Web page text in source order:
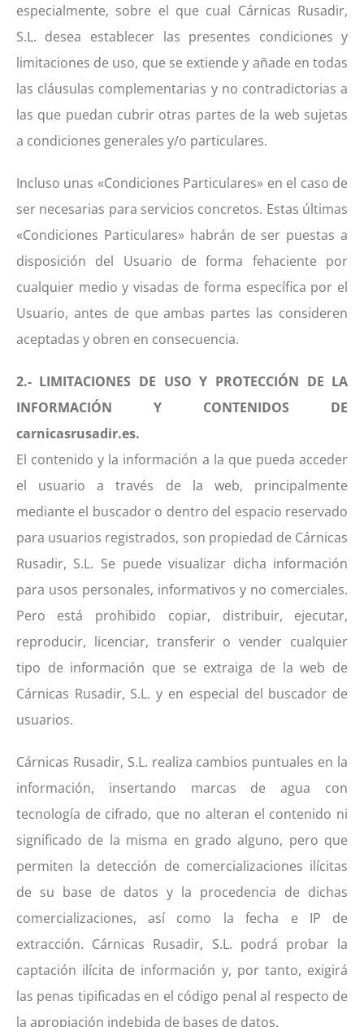
especialmente, sobre el que cual Cárnicas Rusadir,
S.L. desea establecer las presentes condiciones y
limitaciones de uso, que se extiende y añade en todas
las cláusulas complementarias y no contradictorias a
las que puedan cubrir otras partes de la web sujetas
a condiciones generales y/o particulares.
Incluso unas «Condiciones Particulares» en el caso de
ser necesarias para servicios concretos. Estas últimas
«Condiciones Particulares» habrán de ser puestas a
disposición del Usuario de forma fehaciente por
cualquier medio y visadas de forma específica por el
Usuario, antes de que ambas partes las consideren
aceptadas y obren en consecuencia.
2.- LIMITACIONES DE USO Y PROTECCIÓN DE LA
INFORMACIÓN Y CONTENIDOS DE
carnicasrusadir.es.
El contenido y la información a la que pueda acceder
el usuario a través de la web, principalmente
mediante el buscador o dentro del espacio reservado
para usuarios registrados, son propiedad de Cárnicas
Rusadir, S.L. Se puede visualizar dicha información
para usos personales, informativos y no comerciales.
Pero está prohibido copiar, distribuir, ejecutar,
reproducir, licenciar, transferir o vender cualquier
tipo de información que se extraiga de la web de
Cárnicas Rusadir, S.L. y en especial del buscador de
usuarios.
Cárnicas Rusadir, S.L. realiza cambios puntuales en la
información, insertando marcas de agua con
tecnología de cifrado, que no alteran el contenido ni
significado de la misma en grado alguno, pero que
permiten la detección de comercializaciones ilícitas
de su base de datos y la procedencia de dichas
comercializaciones, así como la fecha e IP de
extracción. Cárnicas Rusadir, S.L. podrá probar la
captación ilícita de información y, por tanto, exigirá
las penas tipificadas en el código penal al respecto de
la apropiación indebida de bases de datos.